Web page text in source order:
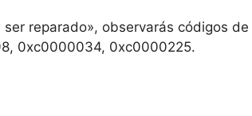
reparado», observarás códigos de
0xc0000034, 0xc0000225.